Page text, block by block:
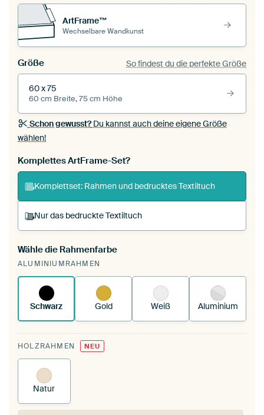
ArtFrame™
Wechselbare Wandkunst
Größe So findest du die perfekte Größe
60 x 75
60 cm Breite, 75 cm Höhe
Schon gewusst?Du kannst auch deine eigene Größe
wählen!
Komplettes ArtFrame-Set?
Komplettset: Rahmen und bedrucktes Textiltuch
Nur das bedruckte Textiltuch
Du spannst einen wechselbaren Textiltuch in
deinen vorhandenen ArtFrame™.
funktioniert es.
Wähle die Rahmenfarbe
ALUMINIUMRAHMEN
Schwarz Gold Weiß Aluminium
HOLZRAHMEN NEU
Natur